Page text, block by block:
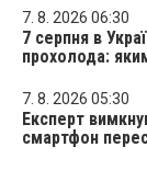
7. 8. 2026 06:30
7 серпня в
прохолода:
7. 8. 2026 05:30
Експерт
смартфон